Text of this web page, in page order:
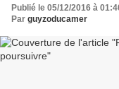
Publié le 05/12/2016 à
Par guyzoducamer